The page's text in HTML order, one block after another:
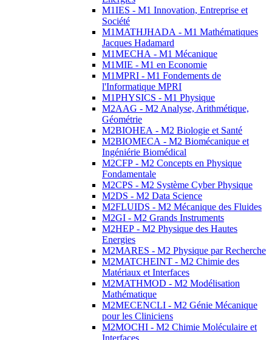
M1IES - M1 Innovation, Entreprise et
Société
M1MATHJHADA - M1 Mathématiques
Jacques Hadamard
M1MECHA - M1 Mécanique
M1MIE - M1 en Economie
M1MPRI - M1 Fondements de
l'Informatique MPRI
M1PHYSICS - M1 Physique
M2AAG - M2 Analyse, Arithmétique,
Géométrie
M2BIOHEA - M2 Biologie et Santé
M2BIOMECA - M2 Biomécanique et
Ingéniérie Biomédical
M2CFP - M2 Concepts en Physique
Fondamentale
M2CPS - M2 Système Cyber Physique
M2DS - M2 Data Science
M2FLUIDS - M2 Mécanique des Fluides
M2GI - M2 Grands Instruments
M2HEP - M2 Physique des Hautes
Energies
M2MARES - M2 Physique par Recherche
M2MATCHEINT - M2 Chimie des
Matériaux et Interfaces
M2MATHMOD - M2 Modélisation
Mathématique
M2MECENCLI - M2 Génie Mécanique
pour les Cliniciens
M2MOCHI - M2 Chimie Moléculaire et
Interfaces